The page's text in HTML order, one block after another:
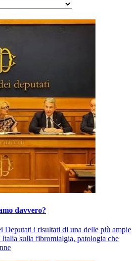
davvero?
Deputati i risultati di una delle più ampie
sulla fibromialgia, patologia che